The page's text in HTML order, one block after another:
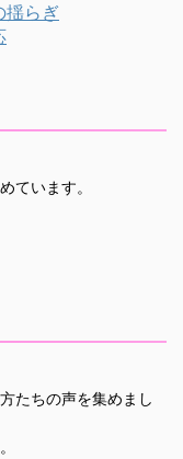
揺らぎ
ています。
たちの声を集めまし